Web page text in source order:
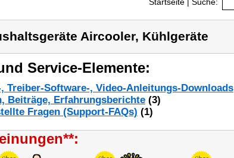
Aircooler, Kühlgeräte
Service-Elemente:
Treiber-Software-, Video-Anleitungs-Downloads
Beiträge, Erfahrungsberichte (3)
Fragen (Support-FAQs) (1)